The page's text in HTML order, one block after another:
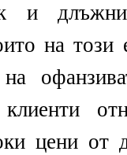
и
на този
клиенти
цени от